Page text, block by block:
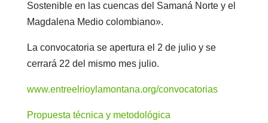
Sostenible en las cuencas del Samaná Norte y el
Magdalena Medio colombiano».
La convocatoria se apertura el 2 de julio y se
cerrará 22 del mismo mes julio.
www.entreelrioylamontana.org/convocatorias
Propuesta técnica y metodológica